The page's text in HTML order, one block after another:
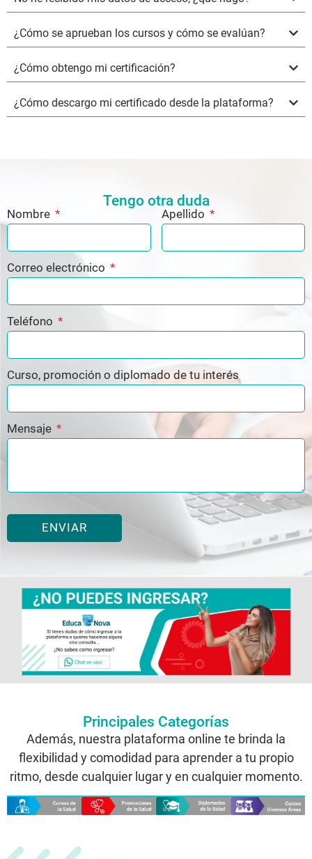
¿Cómo se aprueban los cursos y cómo se evalúan?
¿Cómo obtengo mi certificación?
¿Cómo descargo mi certificado desde la plataforma?
Tengo otra duda
Nombre Apellido
Correo electrónico
Teléfono
Curso, promoción o diplomado de tu interés
Mensaje
ENVIAR
Principales Categorías
Además, nuestra plataforma online te brinda la
flexibilidad y comodidad para aprender a tu propio
ritmo, desde cualquier lugar y en cualquier momento.